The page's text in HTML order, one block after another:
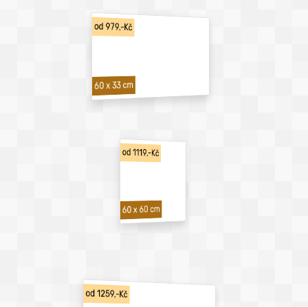
od 979,-Kč
60 x 33 cm
od 1119,-Kč
60 x 60 cm
od 1259,-Kč